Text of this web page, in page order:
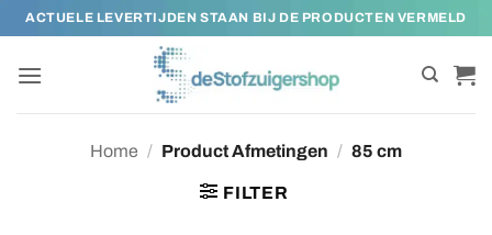
naar
inhoud
ACTUELE LEVERTIJDEN STAAN BIJ DE PRODUCTEN VERMELD
Home / Product Afmetingen / 85 cm
FILTER